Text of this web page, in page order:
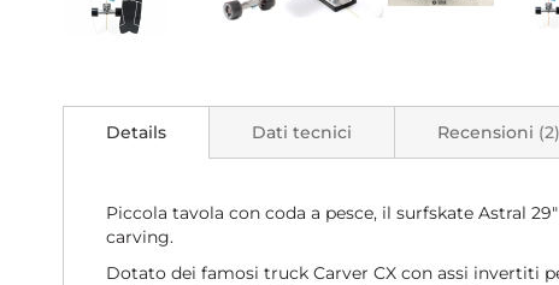
della
galleriaDetails
Piccola tavola con coda a pesce, il surfskate Astral
carving.
Dotato dei famosi truck Carver CX con assi invertiti
Dati tecnici Recensioni 2